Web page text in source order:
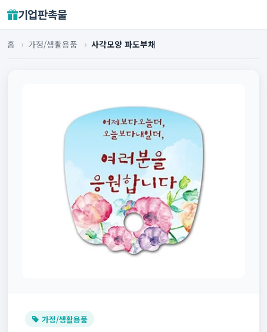
기업판촉물
홈 › 가정/생활용품 › 사각모양 파도부채
가정/생활용품